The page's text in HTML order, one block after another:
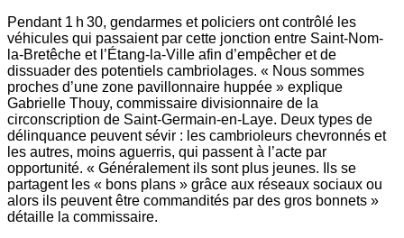
Pendant 1 h 30, gendarmes et policiers ont contrôlé les
véhicules qui passaient par cette jonction entre Saint-Nom-
la-Bretêche et l’Étang-la-Ville afin d’empêcher et de
dissuader des potentiels cambriolages. « Nous sommes
proches d’une zone pavillonnaire huppée » explique
Gabrielle Thouy, commissaire divisionnaire de la
circonscription de Saint-Germain-en-Laye. Deux types de
délinquance peuvent sévir : les cambrioleurs chevronnés et
les autres, moins aguerris, qui passent à l’acte par
opportunité. « Généralement ils sont plus jeunes. Ils se
partagent les « bons plans » grâce aux réseaux sociaux ou
alors ils peuvent être commandités par des gros bonnets »
détaille la ­commissaire.